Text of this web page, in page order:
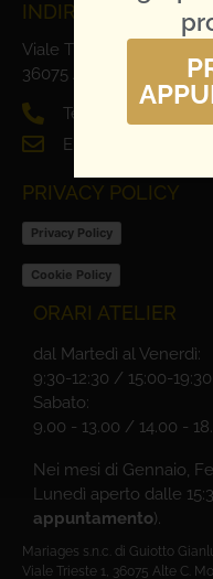
INDIRIZZO E
Viale Trieste, 1
36075 Alte Ceccato di
Tel. 0444 698321
Email:
PRIVACY POLICY
Privacy Policy
Cookie Policy
ORARI ATELIER
dal Martedì al Venerdì:
9:30-12:30 / 15:00-19:30
Sabato:
9.00 - 13.00 / 14.00 -
Nei mesi di Gennaio,
Lunedì aperto dalle
appuntamento).
Mariages s.n.c. di Guiotto
Viale Trieste 1, 36075 Alte C.